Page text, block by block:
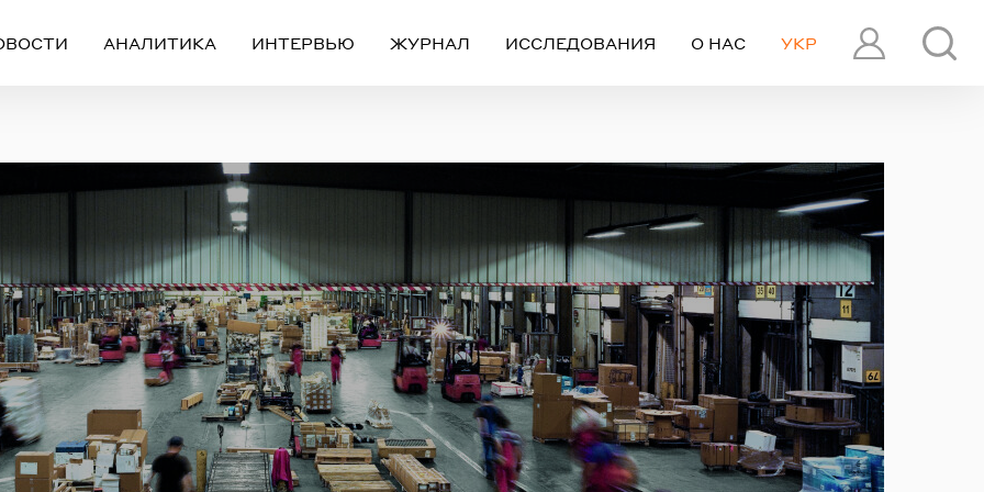
ПРОФИЛЬ
УКР
АНАЛИТИКА ИНТЕРВЬЮ ЖУРНАЛ ИССЛЕДОВАНИЯ О НАС
Регистрация
ЧЕРЕЗ СОЦИАЛЬНЫЕ СЕТИ
FACEBOOK GOOGLE
ИЛИ